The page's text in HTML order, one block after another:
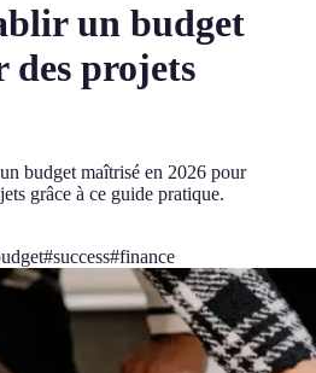
un budget
des projets
budget maîtrisé en 2026 pour
grâce à ce guide pratique.
#success#finance